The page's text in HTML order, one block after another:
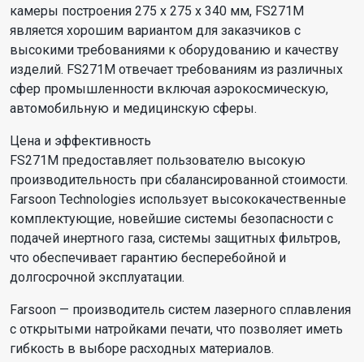
камеры построения 275 x 275 x 340 мм, FS271M
является хорошим вариантом для заказчиков с
высокими требованиями к оборудованию и качеству
изделий. FS271M отвечает требованиям из различных
сфер промышленности включая аэрокосмическую,
автомобильную и медицинскую сферы.
Цена и эффективность
FS271M предоставляет пользователю высокую
производительность при сбалансированной стоимости.
Farsoon Technologies использует высококачественные
комплектующие, новейшие системы безопасности с
подачей инертного газа, системы защитных фильтров,
что обеспечивает гарантию бесперебойной и
долгосрочной эксплуатации.
Farsoon — производитель систем лазерного сплавления
с открытыми натройками печати, что позволяет иметь
гибкость в выборе расходных материалов.